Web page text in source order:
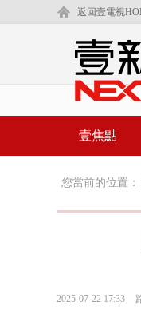
返回壹電視
壹焦點
您當前的位置：
2025-07-22 17:33